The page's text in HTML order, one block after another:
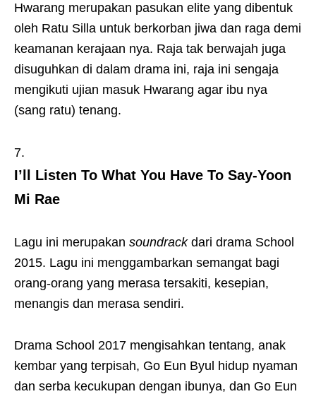
Hwarang merupakan pasukan elite yang dibentuk
oleh Ratu Silla untuk berkorban jiwa dan raga demi
keamanan kerajaan nya. Raja tak berwajah juga
disuguhkan di dalam drama ini, raja ini sengaja
mengikuti ujian masuk Hwarang agar ibu nya
(sang ratu) tenang.
I’ll Listen To What You Have To Say-Yoon
Mi Rae
Lagu ini merupakan soundrackdari drama School
2015. Lagu ini menggambarkan semangat bagi
orang-orang yang merasa tersakiti, kesepian,
menangis dan merasa sendiri.
Drama School 2017 mengisahkan tentang, anak
kembar yang terpisah, Go Eun Byul hidup nyaman
dan serba kecukupan dengan ibunya, dan Go Eun